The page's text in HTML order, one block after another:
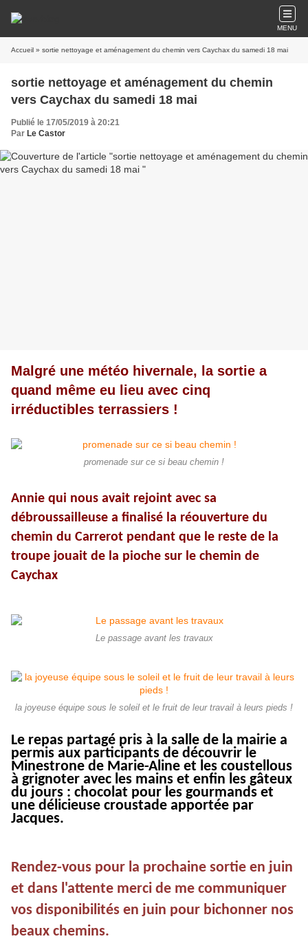
MENU
Accueil » sortie nettoyage et aménagement du chemin vers Caychax du samedi 18 mai
sortie nettoyage et aménagement du chemin
vers Caychax du samedi 18 mai
Publié le 17/05/2019 à 20:21
Par Le Castor
Malgré une météo hivernale, la sortie a
quand même eu lieu avec cinq
irréductibles terrassiers !
promenade sur ce si beau chemin !
Annie qui nous avait rejoint avec sa
débroussailleuse a finalisé la réouverture du
chemin du Carrerot pendant que le reste de la
troupe jouait de la pioche sur le chemin de
Caychax
Le passage avant les travaux
la joyeuse équipe sous le soleil et le fruit de leur travail à leurs pieds !
Le repas partagé pris à la salle de la mairie a
permis aux participants de découvrir le
Minestrone de Marie-Aline et les coustellous
à grignoter avec les mains et enfin les gâteux
du jours : chocolat pour les gourmands et
une délicieuse croustade apportée par
Jacques.
Rendez-vous pour la prochaine sortie en juin
et dans l'attente merci de me communiquer
vos disponibilités en juin pour bichonner nos
beaux chemins.